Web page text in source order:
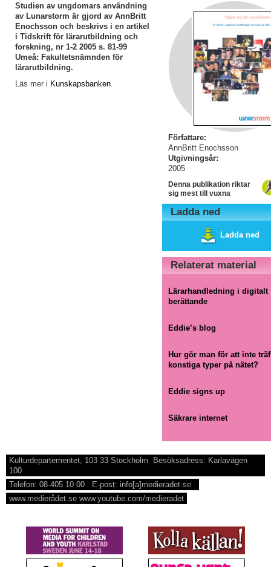
Studien av ungdomars användning
av Lunarstorm är gjord av AnnBritt
Enochsson och beskrivs i en artikel
i Tidskrift för lärarutbildning och
forskning, nr 1-2 2005 s. 81-99
Umeå: Fakultetsnämnden för
lärarutbildning.
Läs mer i Kunskapsbanken
Författare:
AnnBritt Enochsson
Utgivningsår:
2005
Denna publikation riktar
sig mest till vuxna
Ladda ned
Ladda ned
Relaterat material
Lärarhandledning i digitalt
berättande
Eddie’s blog
Hur gör man för att inte
konstiga typer på nätet?
Eddie signs up
Säkrare internet
Kulturdepartementet, 103 33 Stockholm Besöksadress: Karlavägen
100
Telefon: 08-405 10 00 E-post: info[a]medieradet.se
www.medierådet.se www.youtube.com/medieradet